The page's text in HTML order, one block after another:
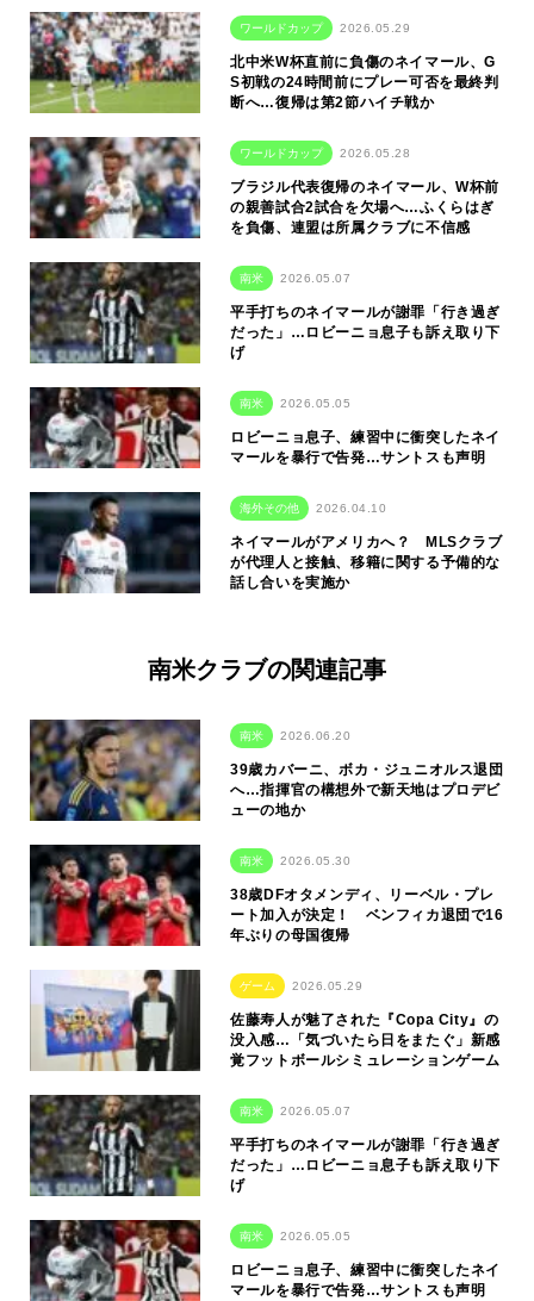
ワールドカップ 2026.05.29
北中米W杯直前に負傷のネイマール、G
S初戦の24時間前にプレー可否を最終判
断へ…復帰は第2節ハイチ戦か
ワールドカップ 2026.05.28
ブラジル代表復帰のネイマール、W杯前
の親善試合2試合を欠場へ…ふくらはぎ
を負傷、連盟は所属クラブに不信感
南米 2026.05.07
平手打ちのネイマールが謝罪「行き過ぎ
だった」…ロビーニョ息子も訴え取り下
げ
南米 2026.05.05
ロビーニョ息子、練習中に衝突したネイ
マールを暴行で告発…サントスも声明
海外その他 2026.04.10
ネイマールがアメリカへ？ MLSクラブ
が代理人と接触、移籍に関する予備的な
話し合いを実施か
南米クラブの関連記事
南米 2026.06.20
39歳カバーニ、ボカ・ジュニオルス退団
へ…指揮官の構想外で新天地はプロデビ
ューの地か
南米 2026.05.30
38歳DFオタメンディ、リーベル・プレ
ート加入が決定！ ベンフィカ退団で16
年ぶりの母国復帰
ゲーム 2026.05.29
佐藤寿人が魅了された『Copa City』の
没入感…「気づいたら日をまたぐ」新感
覚フットボールシミュレーションゲーム
南米 2026.05.07
平手打ちのネイマールが謝罪「行き過ぎ
だった」…ロビーニョ息子も訴え取り下
げ
南米 2026.05.05
ロビーニョ息子、練習中に衝突したネイ
マールを暴行で告発…サントスも声明